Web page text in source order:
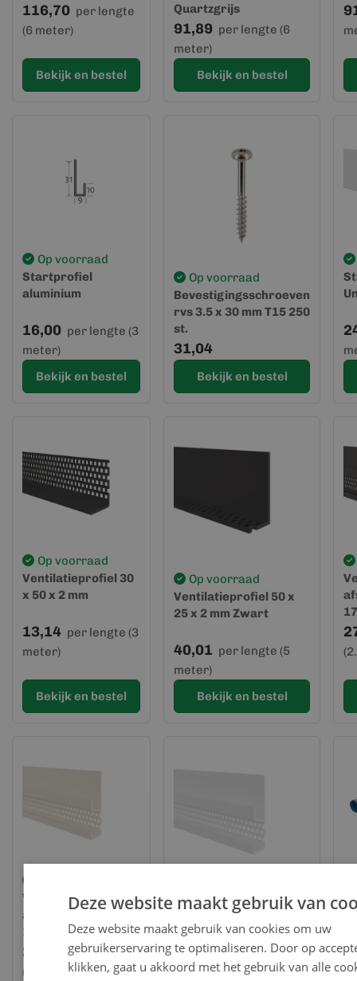
116,70 per lengte
(6 meter)
Bekijk en bestel
Quartzgrijs
91,89 per lengte (6
meter)
Bekijk en bestel
Op voorraad
Startprofiel
aluminium
16,00 per lengte (3
meter)
Bekijk en bestel
Op voorraad
Bevestigingsschroeven
rvs 3.5 x 30 mm T15 250
st.
31,04
Bekijk en bestel
Op voorraad
Ventilatieprofiel 30
x 50 x 2 mm
13,14 per lengte (3
meter)
Bekijk en bestel
Op voorraad
Ventilatieprofiel 50 x
25 x 2 mm Zwart
40,01 per lengte (5
meter)
Bekijk en bestel
Ventilatie
afsluitprofiel 65 x
17 mm Crème RAL
9001
27,82
per lengte
(2.5 meter)
Op voorraad
Ventilatie afsluitprofiel
65 x 17 mm Wit RAL
9010
27,82 per lengte (2.5
Deze website maakt gebruik van
Deze website maakt gebruik van cookies om uw
gebruikerservaring te optimaliseren. Door op
klikken, gaat u akkoord met het gebruik van alle